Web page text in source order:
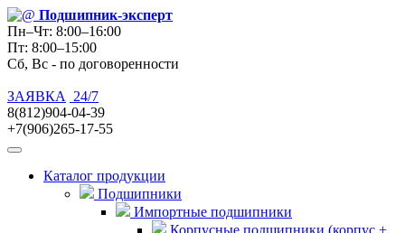
Подшипник-эксперт
Пн–Чт: 8:00–16:00
Пт: 8:00–15:00
Сб, Вс - по договоренности
ЗАЯВКА
24/7
8(812)904-04-39
+7(906)265-17-55
Каталог продукции
Подшипники
Импортные подшипники
Корпусные подшипники (корпус +